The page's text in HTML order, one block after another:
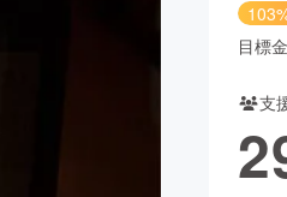
ビューティー・ヘル
目標
支